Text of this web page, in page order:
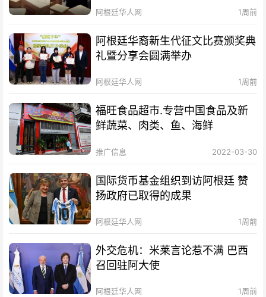
阿根廷华人网 1周前
阿根廷华裔新生代征文比赛颁奖典
礼暨分享会圆满举办
阿根廷华人网 1周前
福旺食品超市.专营中国食品及新
鲜蔬菜、肉类、鱼、海鲜
推广信息 2022-03-30
国际货币基金组织到访阿根廷 赞
扬政府已取得的成果
阿根廷华人网 1周前
外交危机：米莱言论惹不满 巴西
召回驻阿大使
阿根廷华人网 1周前